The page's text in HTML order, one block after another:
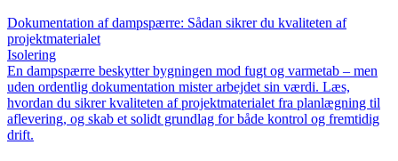
Dokumentation af dampspærre: Sådan sikrer du kvaliteten af
projektmaterialet
Isolering
En dampspærre beskytter bygningen mod fugt og varmetab – men
uden ordentlig dokumentation mister arbejdet sin værdi. Læs,
hvordan du sikrer kvaliteten af projektmaterialet fra planlægning til
aflevering, og skab et solidt grundlag for både kontrol og fremtidig
drift.